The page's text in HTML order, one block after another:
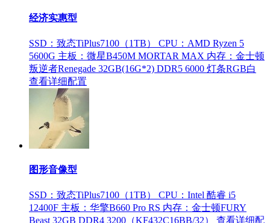
经济实惠型
SSD：致态TiPlus7100（1TB）
CPU：AMD Ryzen 5
5600G 主板：微星B450M MORTAR MAX 内存：金士顿
叛逆者Renegade 32GB(16G*2) DDR5 6000 灯条RGB白
查看详细配置
图形音像型
SSD：致态TiPlus7100（1TB）
CPU：Intel 酷睿 i5
12400F 主板：华擎B660 Pro RS 内存：金士顿FURY
Beast 32GB DDR4 3200（KF432C16BB/32）
查看详细配